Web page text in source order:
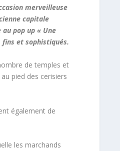
merveilleuse
capitale
pop up « Une
et sophistiqués.
de temples et
pied des cerisiers
également de
les marchands